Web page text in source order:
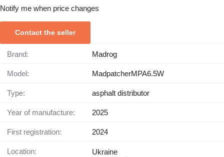
Notify me when price changes
Contact the seller
Brand: Madrog
Model: MadpatcherMPA6.5W
Type: asphalt distributor
Year of manufacture: 2025
First registration: 2024
Location:
Ukraine